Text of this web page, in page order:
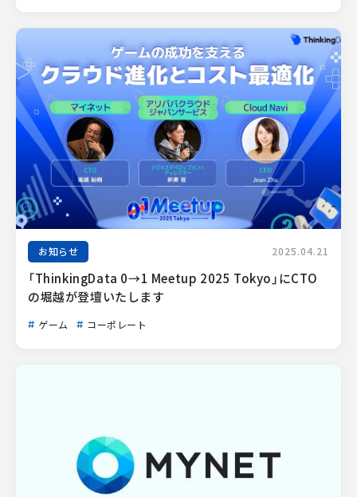
お知らせ 2025.04.21
「ThinkingData 0→1 Meetup 2025 Tokyo」にCTO
の堀越が登壇いたします
ゲーム コーポレート